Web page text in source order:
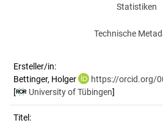
Statistiken
Technische
Ersteller/in:
Bettinger, Holger
https://orcid.org/
[
University of Tübingen]
Titel: